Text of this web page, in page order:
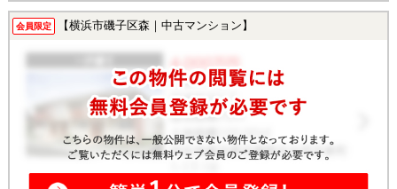
会員限定 【横浜市磯子区森｜中古マンション】